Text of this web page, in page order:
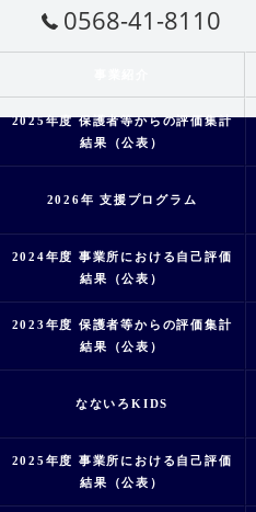
0568-41-8110
2025年度 保護者等からの評価集計
結果（公表）
2026年 支援プログラム
2024年度 事業所における自己評価
結果（公表）
2023年度 保護者等からの評価集計
結果（公表）
なないろKIDS
2025年度 事業所における自己評価
結果（公表）